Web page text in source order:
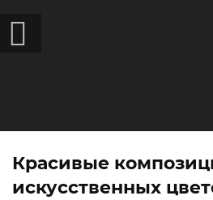
Красивые
искусственных